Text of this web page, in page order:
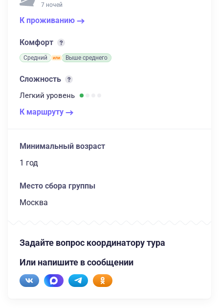
7 ночей
К проживанию
Комфорт
Средний Выше среднего
Сложность
Легкий уровень
К маршруту
Минимальный возраст
1 год
Место сбора группы
Москва
Задайте вопрос координатору тура
Или напишите в сообщении